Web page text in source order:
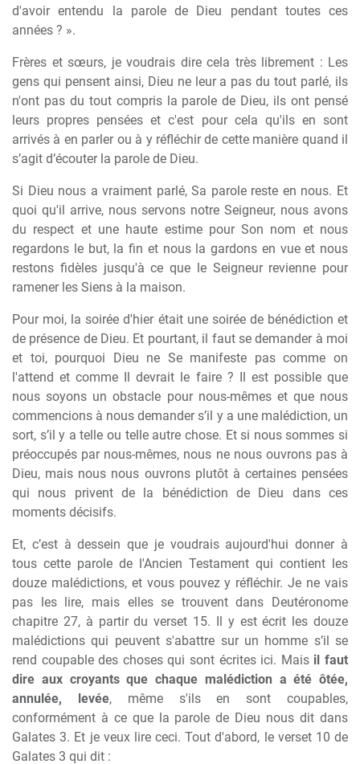
d'avoir entendu la parole de Dieu pendant toutes ces
années ? ».
Frères et sœurs, je voudrais dire cela très librement : Les
gens qui pensent ainsi, Dieu ne leur a pas du tout parlé, ils
n'ont pas du tout compris la parole de Dieu, ils ont pensé
leurs propres pensées et c'est pour cela qu'ils en sont
arrivés à en parler ou à y réfléchir de cette manière quand il
s’agit d’écouter la parole de Dieu.
Si Dieu nous a vraiment parlé, Sa parole reste en nous. Et
quoi qu'il arrive, nous servons notre Seigneur, nous avons
du respect et une haute estime pour Son nom et nous
regardons le but, la fin et nous la gardons en vue et nous
restons fidèles jusqu'à ce que le Seigneur revienne pour
ramener les Siens à la maison.
Pour moi, la soirée d'hier était une soirée de bénédiction et
de présence de Dieu. Et pourtant, il faut se demander à moi
et toi, pourquoi Dieu ne Se manifeste pas comme on
l'attend et comme Il devrait le faire ? Il est possible que
nous soyons un obstacle pour nous-mêmes et que nous
commencions à nous demander s’il y a une malédiction, un
sort, s’il y a telle ou telle autre chose. Et si nous sommes si
préoccupés par nous-mêmes, nous ne nous ouvrons pas à
Dieu, mais nous nous ouvrons plutôt à certaines pensées
qui nous privent de la bénédiction de Dieu dans ces
moments décisifs.
Et, c’est à dessein que je voudrais aujourd'hui donner à
tous cette parole de l'Ancien Testament qui contient les
douze malédictions, et vous pouvez y réfléchir. Je ne vais
pas les lire, mais elles se trouvent dans Deutéronome
chapitre 27, à partir du verset 15. Il y est écrit les douze
malédictions qui peuvent s'abattre sur un homme s’il se
rend coupable des choses qui sont écrites ici. Mais il faut
dire aux croyants que chaque malédiction a été ôtée,
annulée, levée, même s'ils en sont coupables,
conformément à ce que la parole de Dieu nous dit dans
Galates 3. Et je veux lire ceci. Tout d'abord, le verset 10 de
Galates 3 qui dit :